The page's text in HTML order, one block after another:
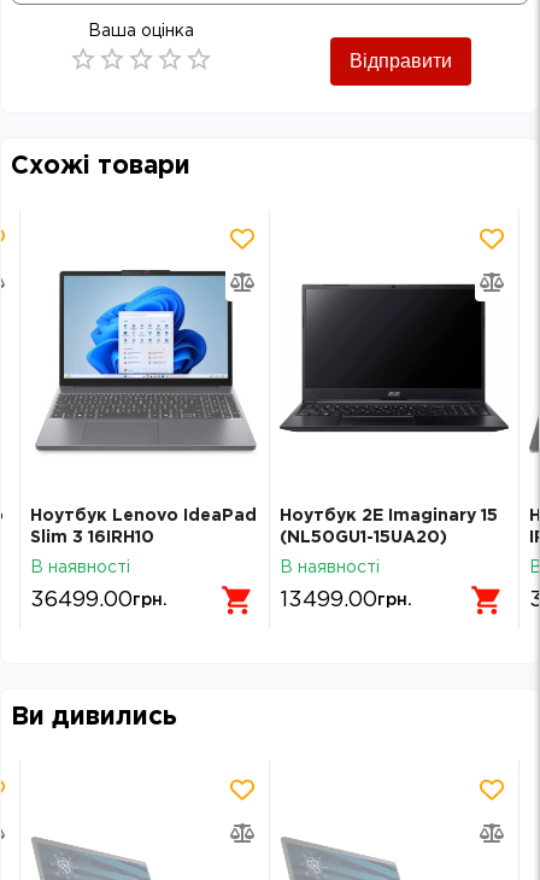
Ваша оцінка
Відправити
Схожі товари
Ноутбук Lenovo IdeaPad
Slim 3 16IRH10
(83K2008WRA) Luna
В наявності
36499.00грн.
Ноутбук 2E Imaginary 15
(NL50GU1-15UA20)
В наявності
13499.00грн.
Ви дивились